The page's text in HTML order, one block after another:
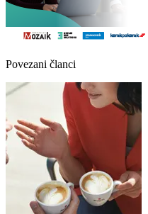
Povezani članci